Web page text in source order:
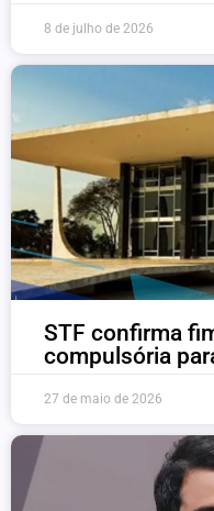
8 de julho de 2026
STF confirma
compulsória
27 de maio de 2026